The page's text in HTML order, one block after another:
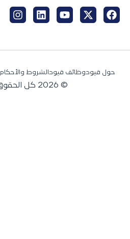
حول قيودوظائف قيود الشروط والأحكام
© 2026 كل الحقوق محفوظة